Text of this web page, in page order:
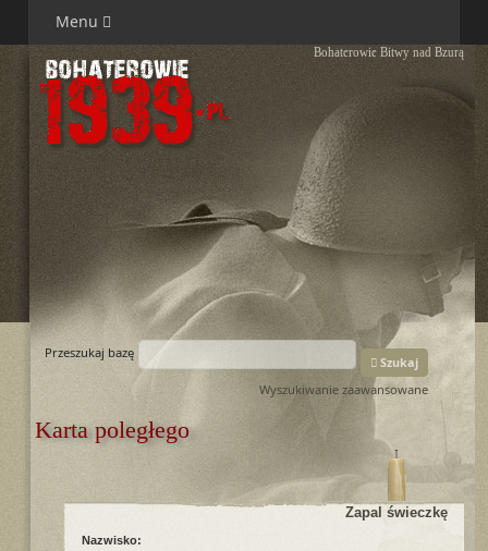
Menu
Bohaterowie Bitwy nad Bzurą
Przeszukaj bazę
Szukaj
Wyszukiwanie zaawansowane
Karta poległego
Zapal świeczkę
Nazwisko: